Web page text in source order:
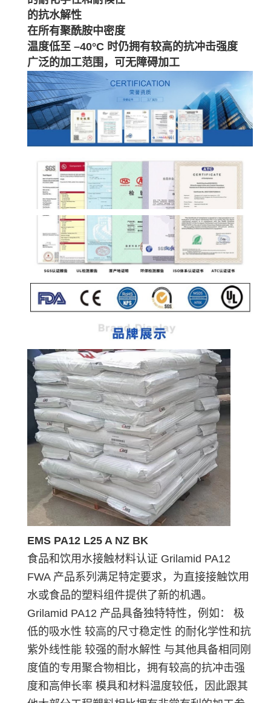
的抗水解性
在所有聚酰胺中密度
温度低至 –40°C 时仍拥有较高的抗冲击强度
广泛的加工范围，可无障碍加工
EMS PA12 L25 A NZ BK
食品和饮用水接触材料认证 Grilamid PA12
FWA 产品系列满足特定要求，为直接接触饮用
水或食品的塑料组件提供了新的机遇。
Grilamid PA12 产品具备独特特性，例如： 极
低的吸水性 较高的尺寸稳定性 的耐化学性和抗
紫外线性能 较强的耐水解性 与其他具备相同刚
度值的专用聚合物相比，拥有较高的抗冲击强
度和高伸长率 模具和材料温度较低，因此跟其